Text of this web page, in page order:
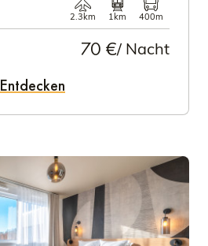
2.3km 1km 400m
70 €/ Nacht
Entdecken